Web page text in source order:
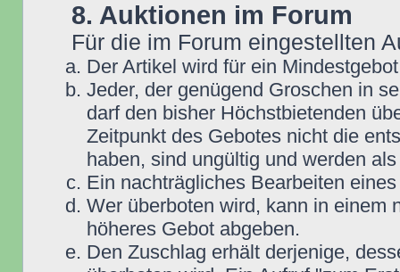
8. Auktionen im Forum
Für die im Forum eingestellten
Der Artikel wird für ein
Jeder, der genügend Groschen in
darf den bisher Höchstbietenden
Zeitpunkt des Gebotes nicht die
haben, sind ungültig und werden
Ein nachträgliches Bearbeiten
Wer überboten wird, kann in einem
höheres Gebot abgeben.
Den Zuschlag erhält derjenige,